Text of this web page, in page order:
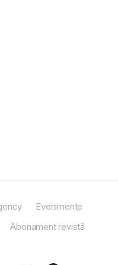
Evenimente
Abonament revistă